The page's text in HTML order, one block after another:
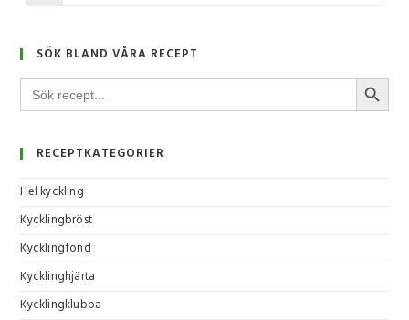
SÖK BLAND VÅRA RECEPT
Sök
efter:
RECEPTKATEGORIER
Hel kyckling
Kycklingbröst
Kycklingfond
Kycklinghjärta
Kycklingklubba